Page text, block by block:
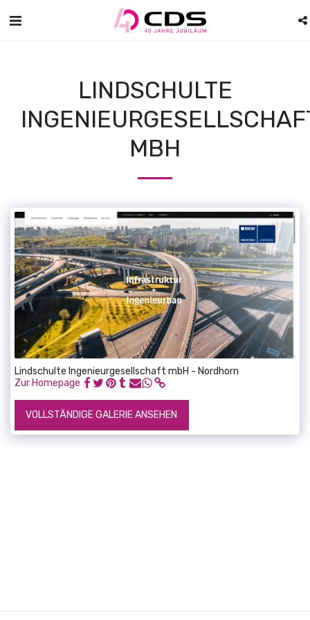
LINDSCHULTE
MBH
Lindschulte Ingenieurgesellschaft mbH - Nordhorn
Zur Homepage
VOLLSTÄNDIGE GALERIE ANSEHEN